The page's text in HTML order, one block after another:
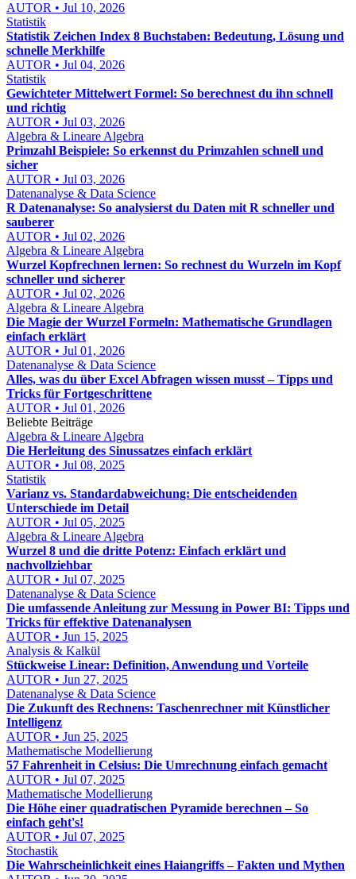
AUTOR • Jul 10, 2026
Statistik
Statistik Zeichen Index 8 Buchstaben: Bedeutung, Lösung und
schnelle Merkhilfe
AUTOR • Jul 04, 2026
Statistik
Gewichteter Mittelwert Formel: So berechnest du ihn schnell
und richtig
AUTOR • Jul 03, 2026
Algebra & Lineare Algebra
Primzahl Beispiele: So erkennst du Primzahlen schnell und
sicher
AUTOR • Jul 03, 2026
Datenanalyse & Data Science
R Datenanalyse: So analysierst du Daten mit R schneller und
sauberer
AUTOR • Jul 02, 2026
Algebra & Lineare Algebra
Wurzel Kopfrechnen lernen: So rechnest du Wurzeln im Kopf
schneller und sicherer
AUTOR • Jul 02, 2026
Algebra & Lineare Algebra
Die Magie der Wurzel Formeln: Mathematische Grundlagen
einfach erklärt
AUTOR • Jul 01, 2026
Datenanalyse & Data Science
Alles, was du über Excel Abfragen wissen musst – Tipps und
Tricks für Fortgeschrittene
AUTOR • Jul 01, 2026
Beliebte Beiträge
Algebra & Lineare Algebra
Die Herleitung des Sinussatzes einfach erklärt
AUTOR • Jul 08, 2025
Statistik
Varianz vs. Standardabweichung: Die entscheidenden
Unterschiede im Detail
AUTOR • Jul 05, 2025
Algebra & Lineare Algebra
Wurzel 8 und die dritte Potenz: Einfach erklärt und
nachvollziehbar
AUTOR • Jul 07, 2025
Datenanalyse & Data Science
Die umfassende Anleitung zur Messung in Power BI: Tipps und
Tricks für effektive Datenanalysen
AUTOR • Jun 15, 2025
Analysis & Kalkül
Stückweise Linear: Definition, Anwendung und Vorteile
AUTOR • Jun 27, 2025
Datenanalyse & Data Science
Die Zukunft des Rechnens: Taschenrechner mit Künstlicher
Intelligenz
AUTOR • Jun 25, 2025
Mathematische Modellierung
57 Fahrenheit in Celsius: Die Umrechnung einfach gemacht
AUTOR • Jul 07, 2025
Mathematische Modellierung
Die Höhe einer quadratischen Pyramide berechnen – So
einfach geht's!
AUTOR • Jul 07, 2025
Stochastik
Die Wahrscheinlichkeit eines Haiangriffs – Fakten und Mythen